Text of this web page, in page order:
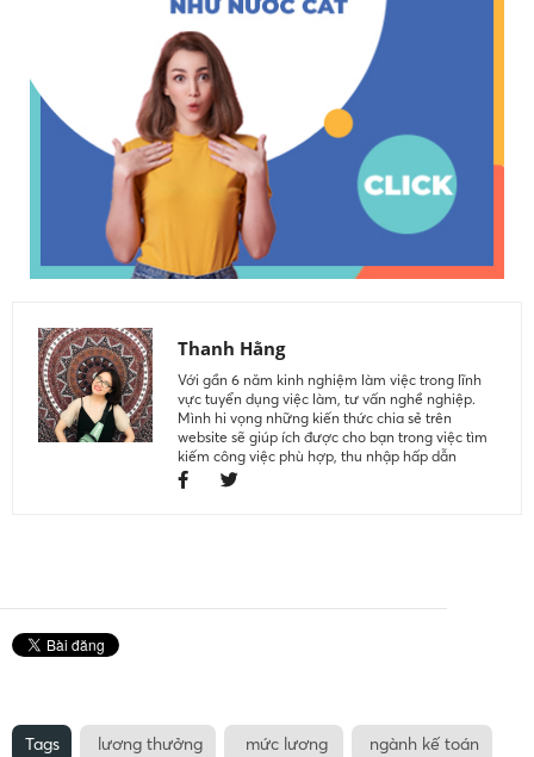
Thanh Hằng
Với gần 6 năm kinh nghiệm làm việc trong lĩnh
vực tuyển dụng việc làm, tư vấn nghề nghiệp.
Mình hi vọng những kiến thức chia sẻ trên
website sẽ giúp ích được cho bạn trong việc tìm
kiếm công việc phù hợp, thu nhập hấp dẫn
Tags lương thưởng mức lương ngành kế toán